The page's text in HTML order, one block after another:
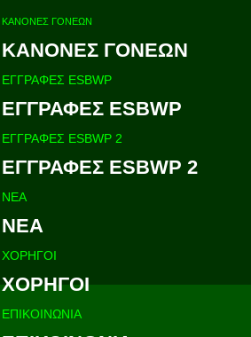
ΚΑΝΟΝΕΣ ΓΟΝΕΩΝ
ΚΑΝΟΝΕΣ ΓΟΝΕΩΝ
ΕΓΓΡΑΦΕΣ ESBWP
ΕΓΓΡΑΦΕΣ ESBWP
ΕΓΓΡΑΦΕΣ ESBWP 2
ΕΓΓΡΑΦΕΣ ESBWP 2
ΝΕΑ
ΝΕΑ
ΧΟΡΗΓΟΙ
ΧΟΡΗΓΟΙ
ΕΠΙΚΟΙΝΩΝΙΑ